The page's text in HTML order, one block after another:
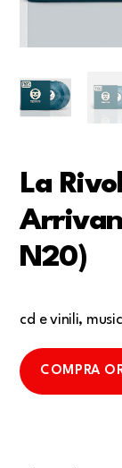
La
N20)
cd e vinili,
COMPRA